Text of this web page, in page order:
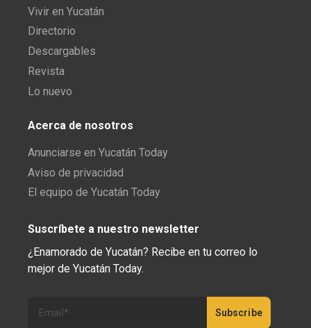
Vivir en Yucatán
Directorio
Descargables
Revista
Lo nuevo
Acerca de nosotros
Anunciarse en Yucatán Today
Aviso de privacidad
El equipo de Yucatán Today
Suscríbete a nuestro newsletter
¿Enamorado de Yucatán? Recibe en tu correo lo
mejor de Yucatán Today.